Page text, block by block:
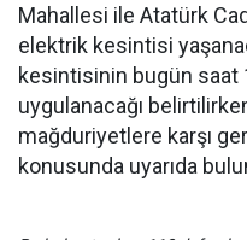
Mahallesi ile Atatürk
elektrik kesintisi
kesintisinin bugün saat
uygulanacağı
mağduriyetlere karşı
konusunda uyarıda